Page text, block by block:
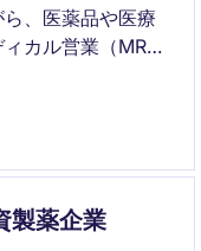
、医薬品や医療
カル営業（MR）
いキャリア形成
製薬企業